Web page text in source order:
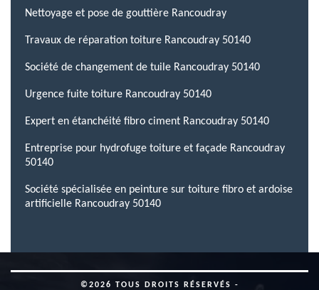
Nettoyage et pose de gouttière Rancoudray
Travaux de réparation toiture Rancoudray 50140
Société de changement de tuile Rancoudray 50140
Urgence fuite toiture Rancoudray 50140
Expert en étanchéité fibro ciment Rancoudray 50140
Entreprise pour hydrofuge toiture et façade Rancoudray
50140
Société spécialisée en peinture sur toiture fibro et ardoise
artificielle Rancoudray 50140
©2026 TOUS DROITS RÉSERVÉS -